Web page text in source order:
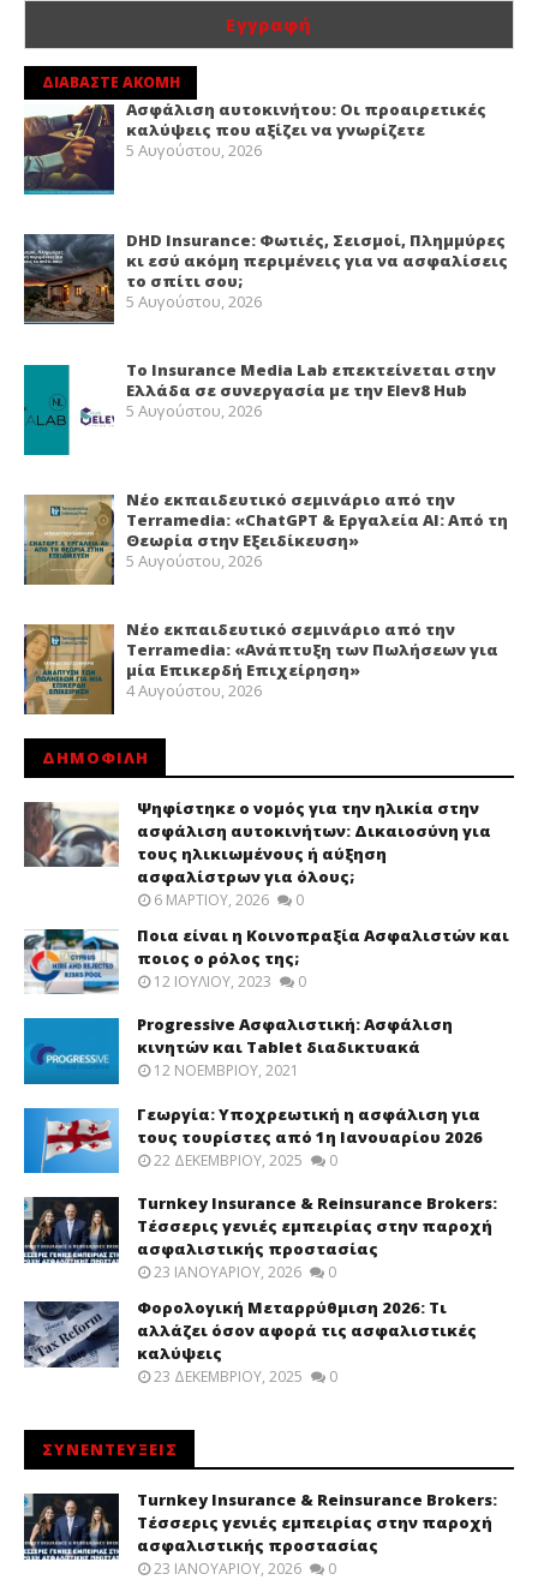
ΔΙΑΒΑΣΤΕ ΑΚΟΜΗ
Ασφάλιση αυτοκινήτου: Οι προαιρετικές
καλύψεις που αξίζει να γνωρίζετε
5 Αυγούστου, 2026
DHD Insurance: Φωτιές, Σεισμοί, Πλημμύρες
κι εσύ ακόμη περιμένεις για να ασφαλίσεις
το σπίτι σου;
5 Αυγούστου, 2026
Το Insurance Media Lab επεκτείνεται στην
Ελλάδα σε συνεργασία με την Elev8 Hub
5 Αυγούστου, 2026
Νέο εκπαιδευτικό σεμινάριο από την
Terramedia: «ChatGPT & Εργαλεία ΑΙ: Από τη
Θεωρία στην Εξειδίκευση»
5 Αυγούστου, 2026
Νέο εκπαιδευτικό σεμινάριο από την
Terramedia: «Ανάπτυξη των Πωλήσεων για
μία Επικερδή Επιχείρηση»
4 Αυγούστου, 2026
ΔΗΜΟΦΙΛΗ
Ψηφίστηκε ο νομός για την ηλικία στην
ασφάλιση αυτοκινήτων: Δικαιοσύνη για
τους ηλικιωμένους ή αύξηση
ασφαλίστρων για όλους;
6 ΜΑΡΤΊΟΥ, 2026 0
Ποια είναι η Κοινοπραξία Ασφαλιστών και
ποιος ο ρόλος της;
12 ΙΟΥΛΊΟΥ, 2023 0
Progressive Ασφαλιστική: Ασφάλιση
κινητών και Tablet διαδικτυακά
12 ΝΟΕΜΒΡΊΟΥ, 2021
Γεωργία: Υποχρεωτική η ασφάλιση για
τους τουρίστες από 1η Ιανουαρίου 2026
22 ΔΕΚΕΜΒΡΊΟΥ, 2025 0
Turnkey Insurance & Reinsurance Brokers:
Τέσσερις γενιές εμπειρίας στην παροχή
ασφαλιστικής προστασίας
23 ΙΑΝΟΥΑΡΊΟΥ, 2026 0
Φορολογική Μεταρρύθμιση 2026: Τι
αλλάζει όσον αφορά τις ασφαλιστικές
καλύψεις
23 ΔΕΚΕΜΒΡΊΟΥ, 2025 0
ΣΥΝΕΝΤΕΥΞΕΙΣ
Turnkey Insurance & Reinsurance Brokers:
Τέσσερις γενιές εμπειρίας στην παροχή
ασφαλιστικής προστασίας
23 ΙΑΝΟΥΑΡΊΟΥ, 2026 0